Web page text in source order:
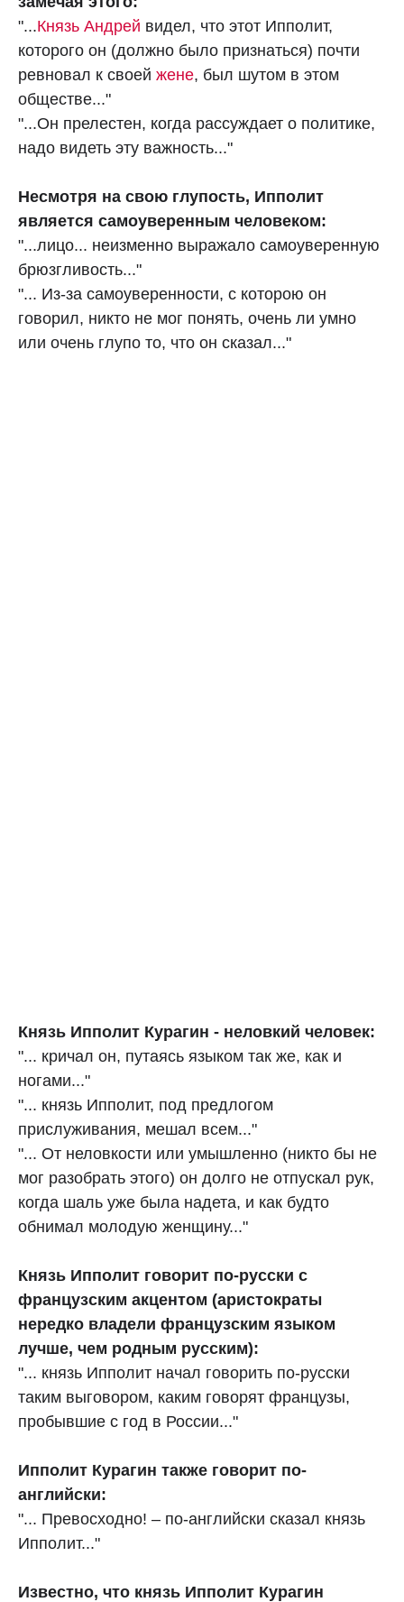
"...Князь Андрей видел, что этот Ипполит,
которого он (должно было признаться) почти
ревновал к своей жене, был шутом в этом
обществе..."
"...Он прелестен, когда рассуждает о политике,
надо видеть эту важность..."
Несмотря на свою глупость, Ипполит
является самоуверенным человеком:
"...лицо... неизменно выражало самоуверенную
брюзгливость..."
"... Из-за самоуверенности, с которою он
говорил, никто не мог понять, очень ли умно
или очень глупо то, что он сказал..."
Князь Ипполит Курагин - неловкий человек:
"... кричал он, путаясь языком так же, как и
ногами..."
"... князь Ипполит, под предлогом
прислуживания, мешал всем..."
"... От неловкости или умышленно (никто бы не
мог разобрать этого) он долго не отпускал рук,
когда шаль уже была надета, и как будто
обнимал молодую женщину..."
Князь Ипполит говорит по-русски с
французским акцентом (аристократы
нередко владели французским языком
лучше, чем родным русским):
"... князь Ипполит начал говорить по-русски
таким выговором, каким говорят французы,
пробывшие с год в России..."
Ипполит Курагин также говорит по-
английски:
"... Превосходно! – по-английски сказал князь
Ипполит..."
Известно, что князь Ипполит Курагин